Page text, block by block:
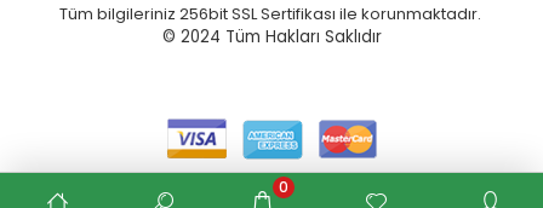
Tüm bilgileriniz 256bit SSL Sertifikası ile korunmaktadır.
© 2024 Tüm Hakları Saklıdır
0